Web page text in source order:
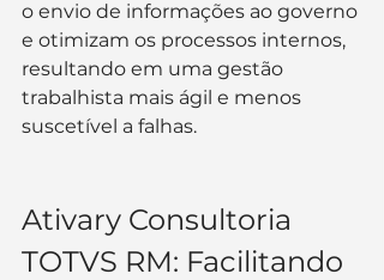
o envio de informações ao governo
e otimizam os processos internos,
resultando em uma gestão
trabalhista mais ágil e menos
suscetível a falhas.
Ativary Consultoria
TOTVS RM: Facilitando